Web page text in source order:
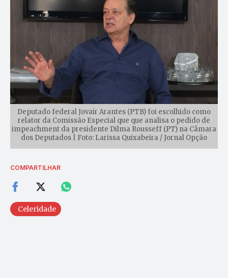
Deputado federal Jovair Arantes (PTB) foi escolhido como
relator da Comissão Especial que que analisa o pedido de
impeachment da presidente Dilma Rousseff (PT) na Câmara
dos Deputados | Foto: Larissa Quixabeira / Jornal Opção
COMPARTILHAR
Celeridade